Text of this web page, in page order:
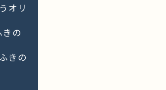
オリ
の
きの